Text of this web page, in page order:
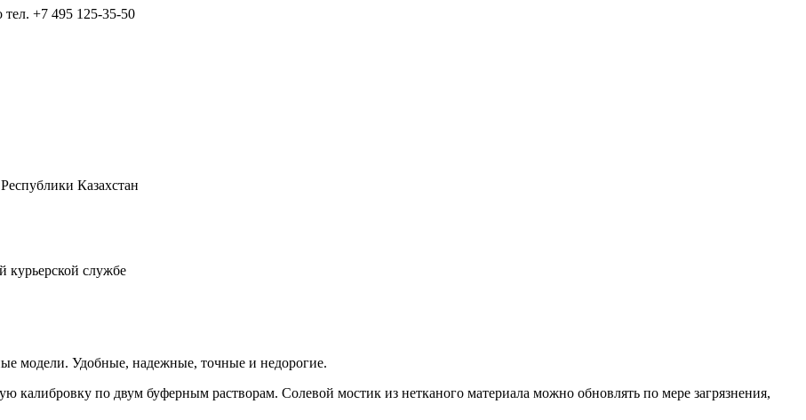
тел. +7 495 125-35-50
Казахстан
курьерской службе
модели. Удобные, надежные, точные и недорогие.
калибровку по двум буферным растворам. Солевой мостик из нетканого материала можно обновлять по мере загрязнения,